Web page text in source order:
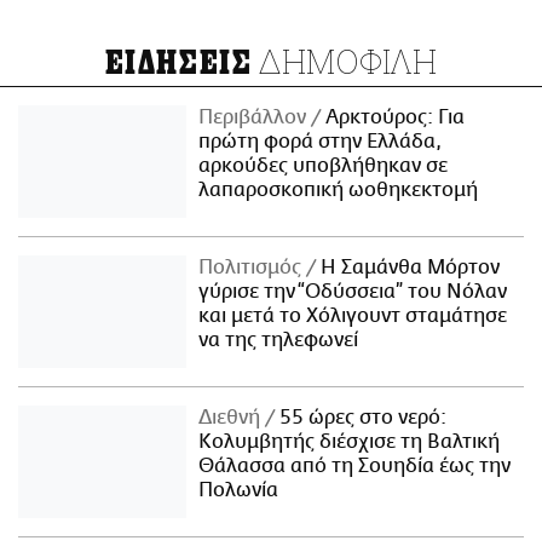
ΕΙΔΗΣΕΙΣ ΔΗΜΟΦΙΛΗ
Περιβάλλον
Αρκτούρος: Για
πρώτη φορά στην Ελλάδα,
αρκούδες υποβλήθηκαν σε
λαπαροσκοπική ωοθηκεκτομή
Πολιτισμός
Η Σαμάνθα Μόρτον
γύρισε την “Οδύσσεια” του Νόλαν
και μετά το Χόλιγουντ σταμάτησε
να της τηλεφωνεί
Διεθνή
55 ώρες στο νερό:
Κολυμβητής διέσχισε τη Βαλτική
Θάλασσα από τη Σουηδία έως την
Πολωνία